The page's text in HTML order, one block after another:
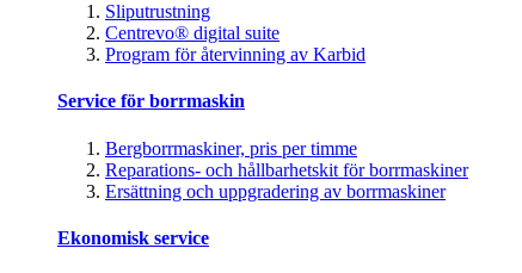
Sliputrustning
Centrevo® digital suite
Program för återvinning av Karbid
Service för borrmaskin
Bergborrmaskiner, pris per timme
Reparations- och hållbarhetskit för borrmaskiner
Ersättning och uppgradering av borrmaskiner
Ekonomisk service